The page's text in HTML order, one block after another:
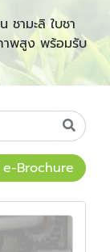
ชามะลิ ใบชา
าพสูง พร้อมรับ
e-Brochure